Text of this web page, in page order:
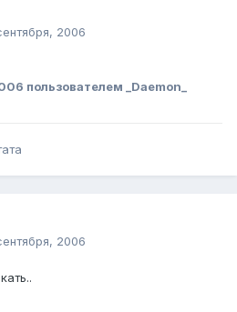
2006
пользователем _Daemon_
2006